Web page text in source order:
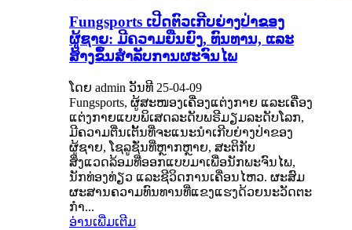
Fungsports ເປີດຕົວເກີບຍ່າງປ່າຂອງ
ຜູ້ຊາຍ: ມີຄວາມຍືນຍົງ, ທົນທານ, ແລະ
ສ້າງຂຶ້ນສໍາລັບການຜະຈົນໄພ
ໂດຍ admin ວັນທີ 25-04-09
Fungsports, ຜູ້ສະໜອງເຄື່ອງແຕ່ງກາຍ ແລະເຄື່ອງ
ແຕ່ງກາຍແບບພິເສດລະດັບພຣີມຽມລະດັບໂລກ,
ມີຄວາມຕື່ນເຕັ້ນທີ່ຈະແນະນຳເກີບຍ່າງປ່າຂອງ
ຜູ້ຊາຍ, ໂຊລູຊັ່ນທີ່ຫຼາກຫຼາຍ, ສະຕິກັບ
ສິ່ງແວດລ້ອມທີ່ອອກແບບມາເພື່ອນັກພະຈົນໄພ,
ນັກທ່ອງທ່ຽວ ແລະຊີວິດການເຄື່ອນໄຫວ. ຜະສົມ
ຜະສານຄວາມທົນທານທີ່ແຂງແຮງດ້ວຍນະວັດຕະ
ກຳ...
ອ່ານເພີ່ມເຕີມ